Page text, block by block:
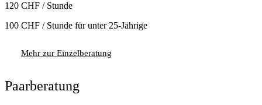
120 CHF / Stunde
100 CHF / Stunde für unter 25-Jährige
Mehr zur Einzelberatung
Paarberatung